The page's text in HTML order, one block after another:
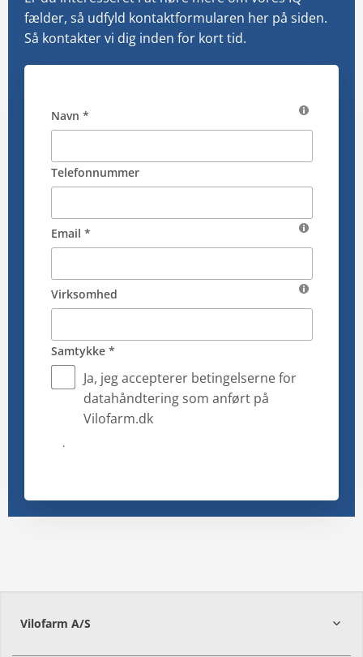
fælder, så udfyld kontaktformularen her på siden.
Så kontakter vi dig inden for kort tid.
Navn *
Telefonnummer
Email *
Virksomhed
Samtykke *
Ja, jeg accepterer betingelserne for
datahåndtering som anført på
Vilofarm.dk
Submit
Vilofarm A/S